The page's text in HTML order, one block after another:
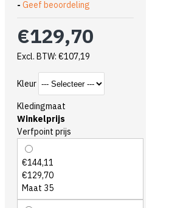
- Geef beoordeling
€129,70
Excl. BTW: €107,19
Kleur
Kledingmaat
Winkelprijs
Verfpoint prijs
€144,11
€129,70
Maat 35